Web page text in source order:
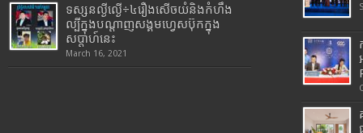
ទស្សនល្ងីល្ងើ÷៤រឿងសើចយំនិងកំហឹង
ល្បីក្នុងបណ្តាញសង្គមហ្វេសប៊ុកក្នុង
សប្តាហ៍នេះ
March 16, 2021